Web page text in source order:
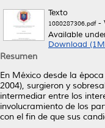
Texto
1080287306.pdf-
Available
Download
Resumen
En México desde la
2004), surgieron y
intermediar entre los
involucramiento de los
con el fin de que sus